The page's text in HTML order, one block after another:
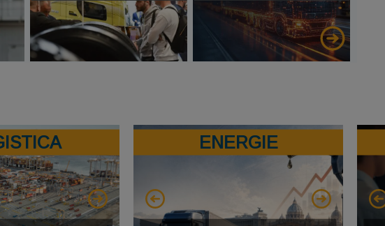
ENERGIE